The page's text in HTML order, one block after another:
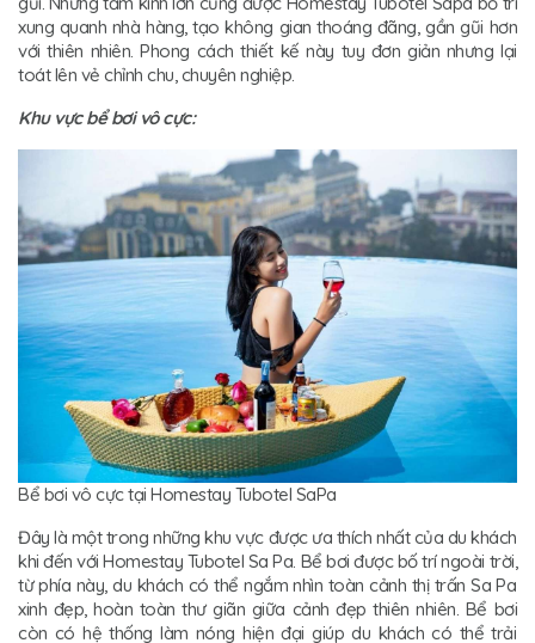
xung quanh nhà hàng, tạo không gian thoáng đãng, gần gũi hơn
với thiên nhiên. Phong cách thiết kế này tuy đơn giản nhưng lại
toát lên vẻ chỉnh chu, chuyên nghiệp.
Khu vực bể bơi vô cực:
Bể bơi vô cực tại Homestay Tubotel SaPa
Đây là một trong những khu vực được ưa thích nhất của du khách
khi đến với Homestay Tubotel Sa Pa. Bể bơi được bố trí ngoài trời,
từ phía này, du khách có thể ngắm nhìn toàn cảnh thị trấn Sa Pa
xinh đẹp, hoàn toàn thư giãn giữa cảnh đẹp thiên nhiên. Bể bơi
còn có hệ thống làm nóng hiện đại giúp du khách có thể trải